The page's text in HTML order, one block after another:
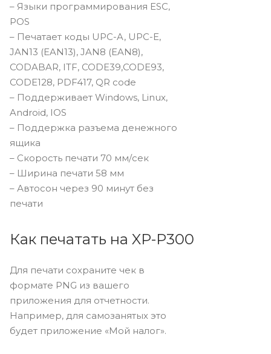
– Языки программирования ESC,
POS
– Печатает коды UPC-A, UPC-E,
JAN13 (EAN13), JAN8 (EAN8),
CODABAR, ITF, CODE39,CODE93,
CODE128, PDF417, QR code
– Поддерживает Windows, Linux,
Android, IOS
– Поддержка разъема денежного
ящика
– Скорость печати 70 мм/сек
– Ширина печати 58 мм
– Автосон через 90 минут без
печати
Как печатать на XP-P300
Для печати сохраните чек в
формате PNG из вашего
приложения для отчетности.
Например, для самозанятых это
будет приложение «Мой налог».